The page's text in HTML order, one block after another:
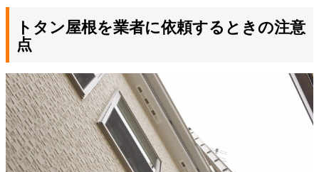
トタン屋根を業者に依頼するときの注意
点